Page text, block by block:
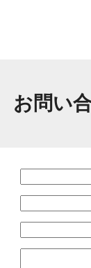
お問い